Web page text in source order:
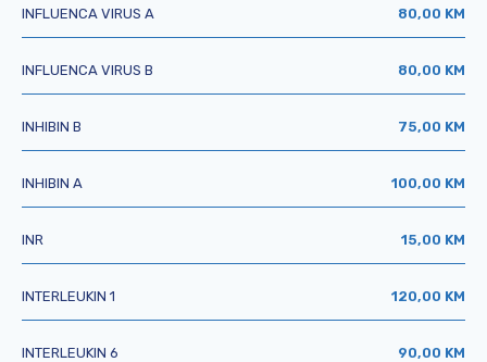
INFLUENCA VIRUS A 80,00 KM
INFLUENCA VIRUS B 80,00 KM
INHIBIN B 75,00 KM
INHIBIN A 100,00 KM
INR 15,00 KM
INTERLEUKIN 1 120,00 KM
INTERLEUKIN 6 90,00 KM